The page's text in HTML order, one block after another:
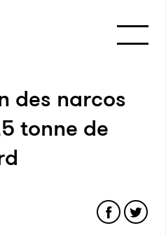
des narcos
tonne de